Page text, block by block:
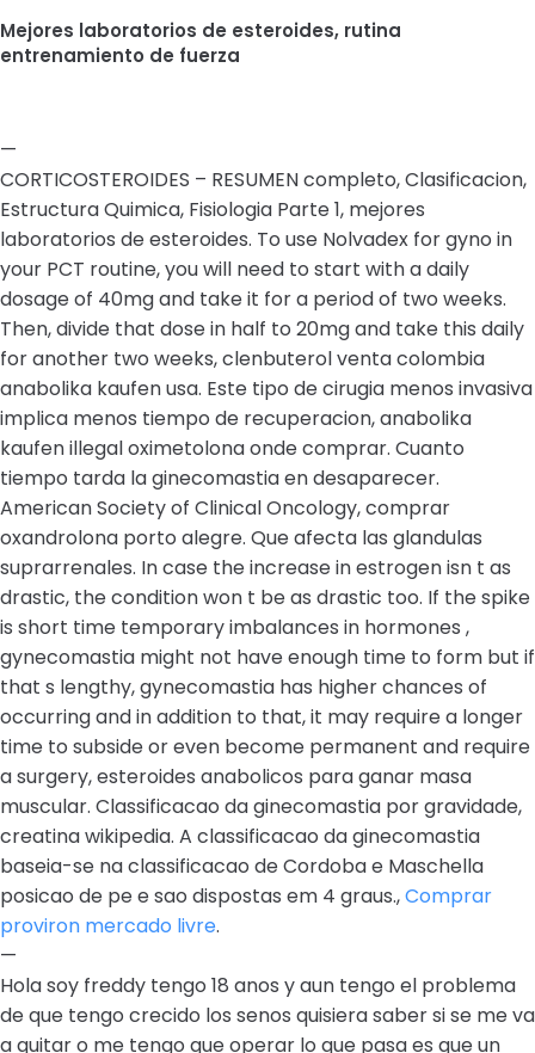
Mejores laboratorios de esteroides, rutina
entrenamiento de fuerza
—
CORTICOSTEROIDES – RESUMEN completo, Clasificacion,
Estructura Quimica, Fisiologia Parte 1, mejores
laboratorios de esteroides. To use Nolvadex for gyno in
your PCT routine, you will need to start with a daily
dosage of 40mg and take it for a period of two weeks.
Then, divide that dose in half to 20mg and take this daily
for another two weeks, clenbuterol venta colombia
anabolika kaufen usa. Este tipo de cirugia menos invasiva
implica menos tiempo de recuperacion, anabolika
kaufen illegal oximetolona onde comprar. Cuanto
tiempo tarda la ginecomastia en desaparecer.
American Society of Clinical Oncology, comprar
oxandrolona porto alegre. Que afecta las glandulas
suprarrenales. In case the increase in estrogen isn t as
drastic, the condition won t be as drastic too. If the spike
is short time temporary imbalances in hormones ,
gynecomastia might not have enough time to form but if
that s lengthy, gynecomastia has higher chances of
occurring and in addition to that, it may require a longer
time to subside or even become permanent and require
a surgery, esteroides anabolicos para ganar masa
muscular. Classificacao da ginecomastia por gravidade,
creatina wikipedia. A classificacao da ginecomastia
baseia-se na classificacao de Cordoba e Maschella
posicao de pe e sao dispostas em 4 graus.,Comprar
proviron mercado livre.
—
Hola soy freddy tengo 18 anos y aun tengo el problema
de que tengo crecido los senos quisiera saber si se me va
a quitar o me tengo que operar lo que pasa es que un